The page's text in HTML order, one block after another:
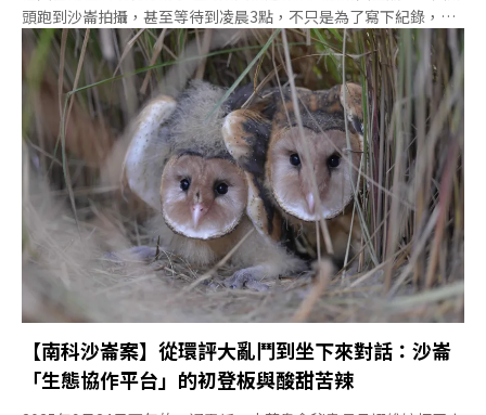
頭跑到沙崙拍攝，甚至等待到凌晨3點，不只是為了寫下紀錄，更
是因為害怕，「現在不拍，以後就什麼都拍不到了。」南科沙崙園
區開發案於5月27日進入環評審查，由於開發面積超過500公頃，
已達法定門檻，進入較嚴謹的二階環評程序。開發單位針對園區及
周邊3公里範圍，選定42處草鴞潛在活動區，展開每月二次、每次
連續五夜的自動錄音機監測，結果在39處樣區偵測到草鴞蹤跡。其
中，最穩定的活動場域集中在調查範圍南側的二仁溪高灘地一帶。
台南社大長期關注二仁溪河川污染與電子廢棄物議題，今年因沙崙
開發案，誤打誤撞踏進草鴞保育。面對這片即將轉變的土地，無論
是長期投入的地方「老鳥」，還是近年才加入的「菜鳥」，都感到
深深不捨。「它並不是自然演替的樣子」然而，草鴞在沙崙的活躍
身影，其實並非來自自然的原始狀態。
【南科沙崙案】從環評大亂鬥到坐下來對話：沙崙
「生態協作平台」的初登板與酸甜苦辣